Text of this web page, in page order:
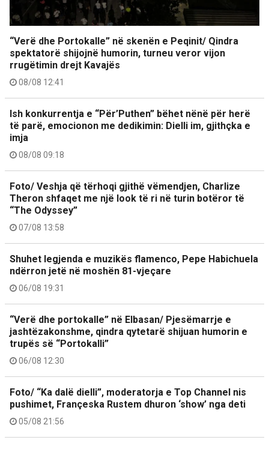
“Verë dhe Portokalle” në skenën e Peqinit/ Qindra
spektatorë shijojnë humorin, turneu veror vijon
rrugëtimin drejt Kavajës
08/08 12:41
Ish konkurrentja e “Për’Puthen” bëhet nënë për herë
të parë, emocionon me dedikimin: Dielli im, gjithçka e
imja
08/08 09:18
Foto/ Veshja që tërhoqi gjithë vëmendjen, Charlize
Theron shfaqet me një look të ri në turin botëror të
“The Odyssey”
07/08 13:58
Shuhet legjenda e muzikës flamenco, Pepe Habichuela
ndërron jetë në moshën 81-vjeçare
06/08 19:31
“Verë dhe portokalle” në Elbasan/ Pjesëmarrje e
jashtëzakonshme, qindra qytetarë shijuan humorin e
trupës së “Portokalli”
06/08 12:30
Foto/ “Ka dalë dielli”, moderatorja e Top Channel nis
pushimet, Françeska Rustem dhuron ‘show’ nga deti
05/08 21:56